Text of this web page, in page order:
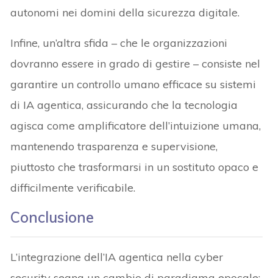
autonomi nei domini della sicurezza digitale.
Infine, un’altra sfida – che le organizzazioni
dovranno essere in grado di gestire – consiste nel
garantire un controllo umano efficace su sistemi
di IA agentica, assicurando che la tecnologia
agisca come amplificatore dell’intuizione umana,
mantenendo trasparenza e supervisione,
piuttosto che trasformarsi in un sostituto opaco e
difficilmente verificabile.
Conclusione
L’integrazione dell’IA agentica nella cyber